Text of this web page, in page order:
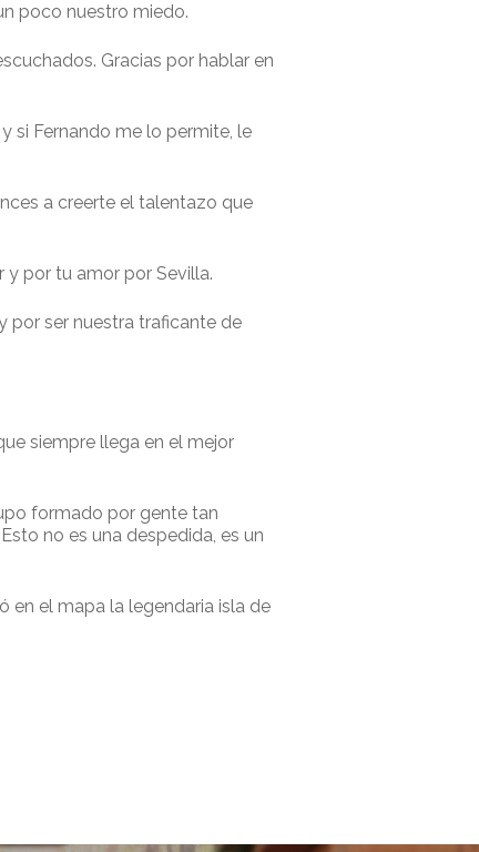
poco nuestro miedo.
Gracias por hablar en
si Fernando me lo permite, le
a creerte el talentazo que
y por tu amor por Sevilla.
por ser nuestra traficante de
siempre llega en el mejor
formado por gente tan
no es una despedida, es un
en el mapa la legendaria isla de